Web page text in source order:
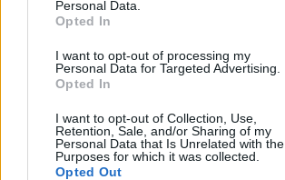
Personal Data.
Opted In
I want to opt-out of processing my
Personal Data for Targeted Advertising.
Opted In
I want to opt-out of Collection, Use,
Retention, Sale, and/or Sharing of my
Personal Data that Is Unrelated with the
Purposes for which it was collected.
Opted Out